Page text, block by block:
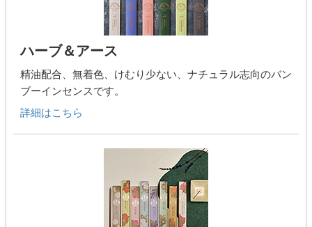
ハーブ＆アース
精油配合、無着色、けむり少ない、ナチュラル志向のバン
ブーインセンスです。
詳細はこちら